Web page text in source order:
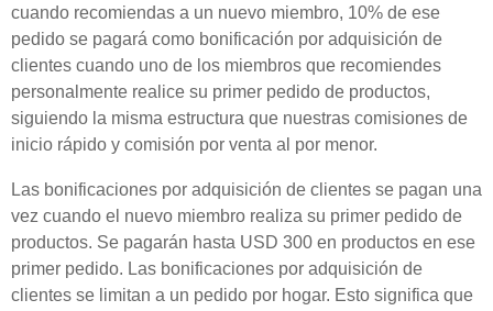
cuando recomiendas a un nuevo miembro, 10% de ese
pedido se pagará como bonificación por adquisición de
clientes cuando uno de los miembros que recomiendes
personalmente realice su primer pedido de productos,
siguiendo la misma estructura que nuestras comisiones de
inicio rápido y comisión por venta al por menor.
Las bonificaciones por adquisición de clientes se pagan una
vez cuando el nuevo miembro realiza su primer pedido de
productos. Se pagarán hasta USD 300 en productos en ese
primer pedido. Las bonificaciones por adquisición de
clientes se limitan a un pedido por hogar. Esto significa que